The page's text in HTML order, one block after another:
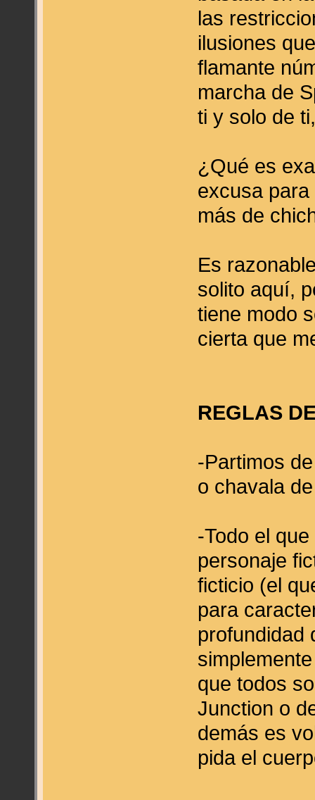
las
ilusiones
flamante
marcha de
ti y solo de
¿Qué es
excusa
más de
Es
solito aquí,
tiene modo
cierta que
REGLAS
-Partimos
o chavala
-Todo el
personaje
ficticio (el
para
profundidad
que todos
Junction o
demás es
pida el